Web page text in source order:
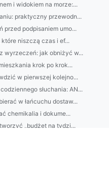
i widokiem na morze:...
praktyczny przewodn...
podpisaniem umo...
niszczą czas i ef...
wyrzeczeń: jak obniżyć w...
krok po krok...
w pierwszej kolejno...
słuchania: AN...
w łańcuchu dostaw...
chemikalia i dokume...
„budżet na tydzi...